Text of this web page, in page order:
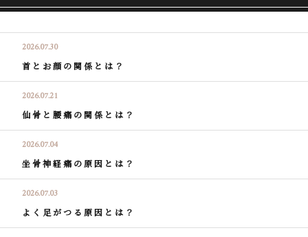
2026.07.30
首とお顔の関係とは？
2026.07.21
仙骨と腰痛の関係とは？
2026.07.04
坐骨神経痛の原因とは？
2026.07.03
よく足がつる原因とは？